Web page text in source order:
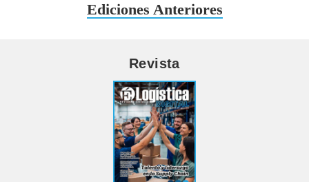
Ediciones Anteriores
Revista